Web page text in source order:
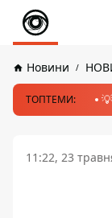
Новини
ТОПТЕМИ:
11:22, 23